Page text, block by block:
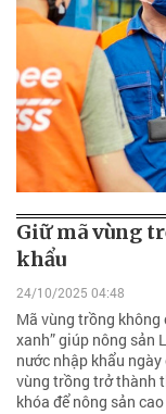
Giữ mã vùng
khẩu
24/10/2025 04:48
Mã vùng trồng
xanh” giúp nông sản
nước nhập khẩu
vùng trồng trở thành
khóa để nông sản